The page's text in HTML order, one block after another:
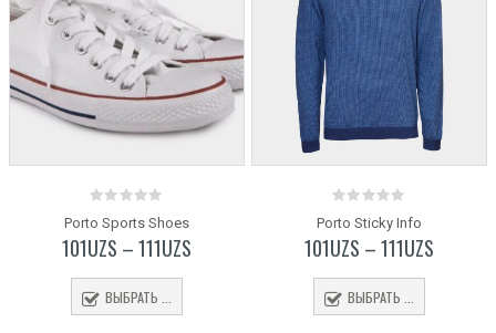
out
of
5
Porto Sports Shoes
101UZS –111UZS
ВЫБРАТЬ ...
0
out
of
5
Porto Sticky Info
101UZS –111UZS
ВЫБРАТЬ ...